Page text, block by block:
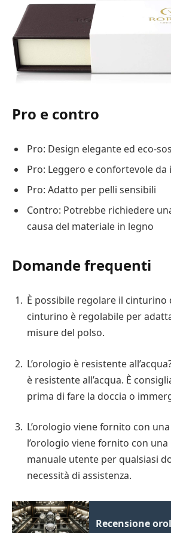
Pro e contro
Pro: Design elegante ed eco-
Pro: Leggero e confortevole da
Pro: Adatto per pelli sensibili
Contro: Potrebbe richiedere
causa del materiale in legno
Domande frequenti
È possibile regolare il cinturino
cinturino è regolabile per
misure del polso.
L’orologio è resistente
è resistente all’acqua. È
prima di fare la doccia o
L’orologio viene fornito con una
l’orologio viene fornito con una
manuale utente per qualsiasi
necessità di assistenza.
Recensione